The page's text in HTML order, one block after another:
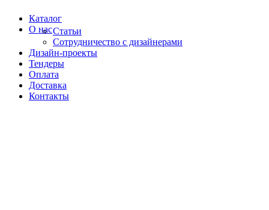
Каталог
О насСтатьи
Сотрудничество с дизайнерами
Дизайн-проекты
Тендеры
Оплата
Доставка
Контакты